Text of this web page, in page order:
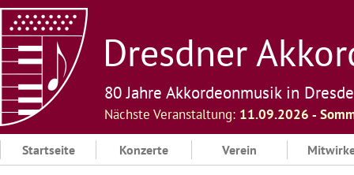
Skip
to
content
Dresdner
80 Jahre Akkordeonmusik in
Nächste Veranstaltung: 11.09.2026 ‐
Startseite Konzerte Verein